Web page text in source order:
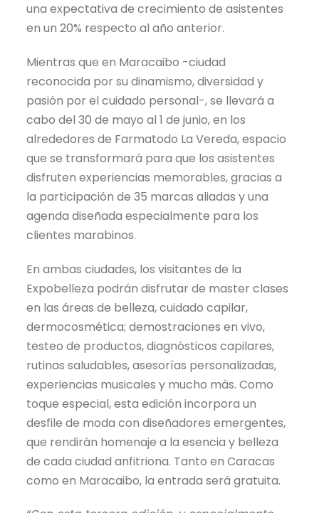
una expectativa de crecimiento de asistentes
en un 20% respecto al año anterior.
Mientras que en Maracaibo -ciudad
reconocida por su dinamismo, diversidad y
pasión por el cuidado personal-, se llevará a
cabo del 30 de mayo al 1 de junio, en los
alrededores de Farmatodo La Vereda, espacio
que se transformará para que los asistentes
disfruten experiencias memorables, gracias a
la participación de 35 marcas aliadas y una
agenda diseñada especialmente para los
clientes marabinos.
En ambas ciudades, los visitantes de la
Expobelleza podrán disfrutar de master clases
en las áreas de belleza, cuidado capilar,
dermocosmética; demostraciones en vivo,
testeo de productos, diagnósticos capilares,
rutinas saludables, asesorías personalizadas,
experiencias musicales y mucho más. Como
toque especial, esta edición incorpora un
desfile de moda con diseñadores emergentes,
que rendirán homenaje a la esencia y belleza
de cada ciudad anfitriona. Tanto en Caracas
como en Maracaibo, la entrada será gratuita.